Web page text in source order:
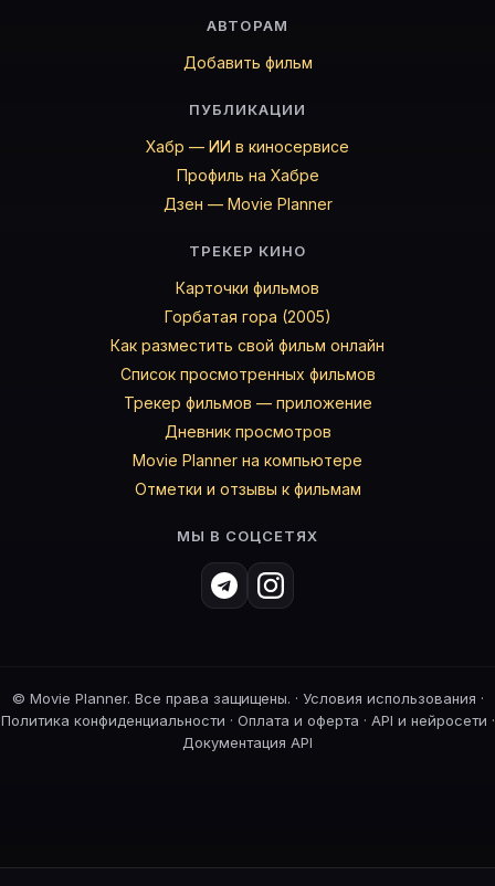
АВТОРАМ
Добавить фильм
ПУБЛИКАЦИИ
Хабр — ИИ в киносервисе
Профиль на Хабре
Дзен — Movie Planner
ТРЕКЕР КИНО
Карточки фильмов
Горбатая гора (2005)
Как разместить свой фильм онлайн
Список просмотренных фильмов
Трекер фильмов — приложение
Дневник просмотров
Movie Planner на компьютере
Отметки и отзывы к фильмам
МЫ В СОЦСЕТЯХ
© Movie Planner. Все права защищены. · Условия использования ·
Политика конфиденциальности · Оплата и оферта · API и нейросети ·
Документация API